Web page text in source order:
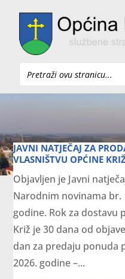
Pretraži
JAVNI NATJEČAJ ZA
VLASNIŠTVU OPĆINE
Objavljen je Javni
Narodnim novinama br.
godine. Rok za dostavu
Križ je 30 dana od
dan za predaju ponuda
2026. godine –...